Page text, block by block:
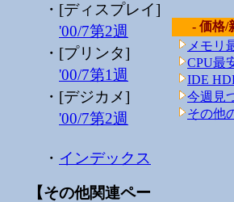
・[ディスプレイ]
'00/7第2週
・[プリンタ]
'00/7第1週
・[デジカメ]
'00/7第2週
・ インデックス
【その他関連ペー
- 価格/
メモリ
CPU最
IDE
今週見
その他